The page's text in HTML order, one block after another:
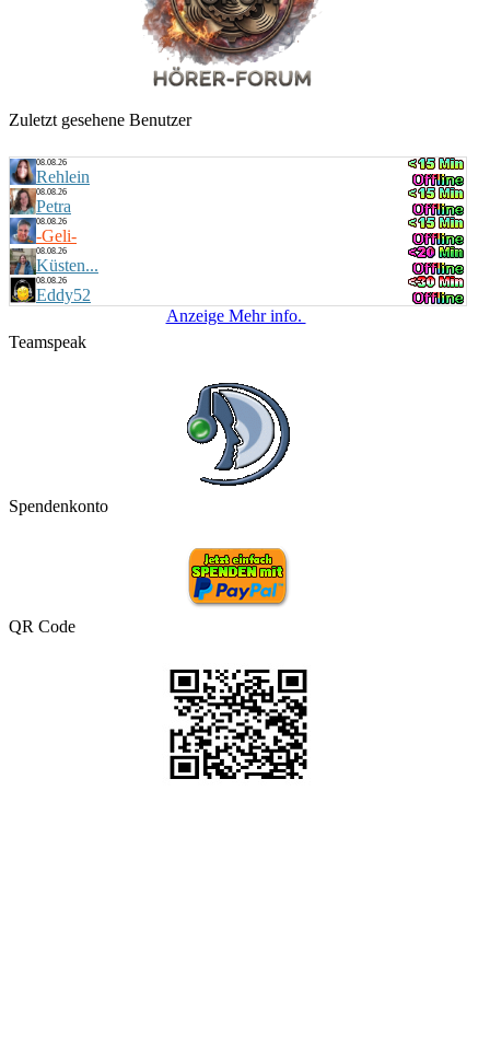
bunte Musikbox
LIVE
Villa Kunterbunt - Rock
Zuletzt gesehene Benutzer
08.08.26
Rehlein
08.08.26
Petra
08.08.26
-Geli-
08.08.26
Küsten...
08.08.26
Eddy52
Anzeige Mehr info.
Teamspeak
Spendenkonto
QR Code